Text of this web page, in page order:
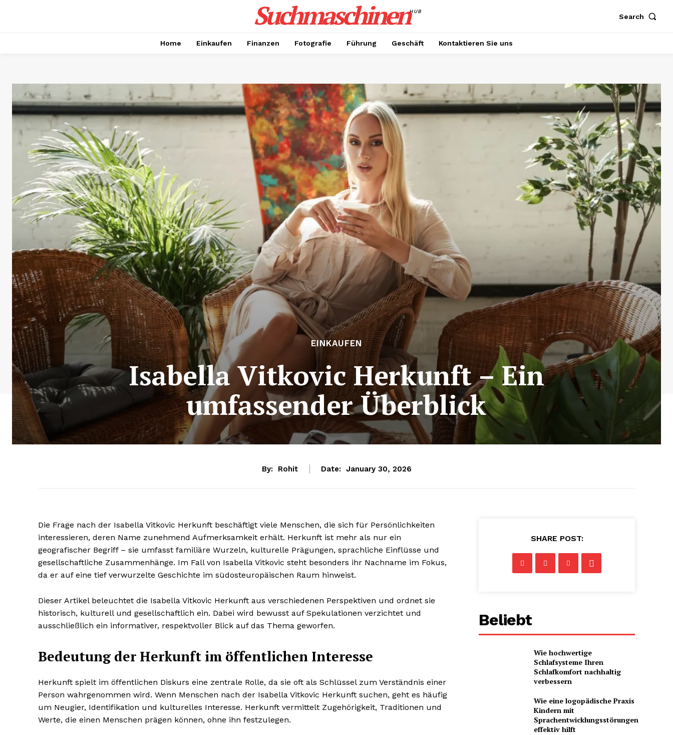
SuchmaschinenHUB
Search
Home Einkaufen Finanzen Fotografie Führung Geschäft Kontaktieren Sie uns
EINKAUFEN
Isabella Vitkovic Herkunft – Ein
umfassender Überblick
By: Rohit Date: January 30, 2026
Die Frage nach der Isabella Vitkovic Herkunft beschäftigt viele Menschen, die sich für Persönlichkeiten
interessieren, deren Name zunehmend Aufmerksamkeit erhält. Herkunft ist mehr als nur ein
geografischer Begriff – sie umfasst familiäre Wurzeln, kulturelle Prägungen, sprachliche Einflüsse und
gesellschaftliche Zusammenhänge. Im Fall von Isabella Vitkovic steht besonders ihr Nachname im Fokus,
da er auf eine tief verwurzelte Geschichte im südosteuropäischen Raum hinweist.
Dieser Artikel beleuchtet die Isabella Vitkovic Herkunft aus verschiedenen Perspektiven und ordnet sie
historisch, kulturell und gesellschaftlich ein. Dabei wird bewusst auf Spekulationen verzichtet und
ausschließlich ein informativer, respektvoller Blick auf das Thema geworfen.
Bedeutung der Herkunft im öffentlichen Interesse
Herkunft spielt im öffentlichen Diskurs eine zentrale Rolle, da sie oft als Schlüssel zum Verständnis einer
Person wahrgenommen wird. Wenn Menschen nach der Isabella Vitkovic Herkunft suchen, geht es häufig
um Neugier, Identifikation und kulturelles Interesse. Herkunft vermittelt Zugehörigkeit, Traditionen und
Werte, die einen Menschen prägen können, ohne ihn festzulegen.
SHARE POST:
Beliebt
Wie hochwertige
Schlafsysteme Ihren
Schlafkomfort nachhaltig
verbessern
Wie eine logopädische Praxis
Kindern mit
Sprachentwicklungsstörungen
effektiv hilft